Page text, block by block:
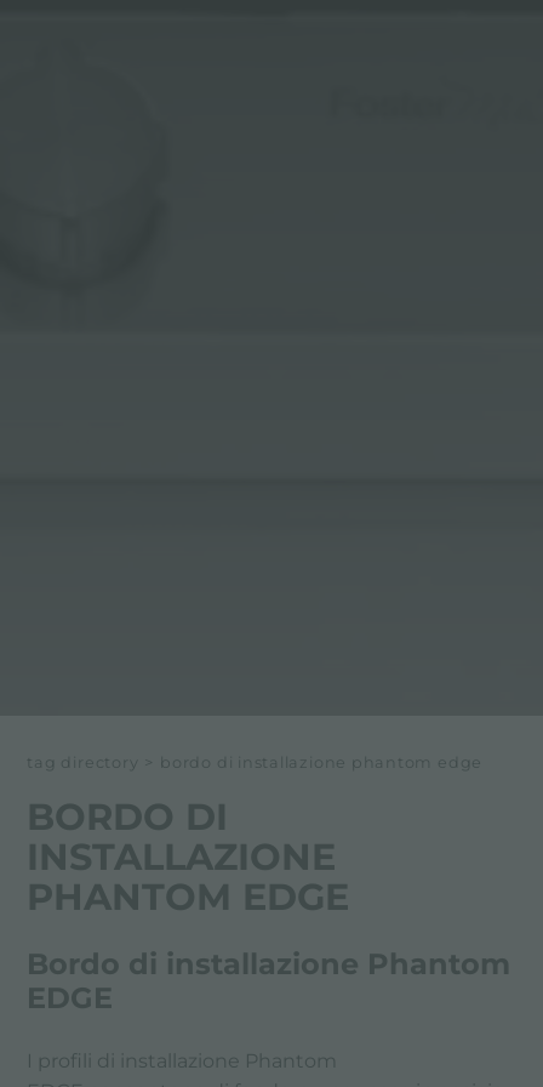
tag directory > bordo di installazione phantom edge
BORDO DI
INSTALLAZIONE
PHANTOM EDGE
Bordo di installazione Phantom
EDGE
I profili di installazione Phantom